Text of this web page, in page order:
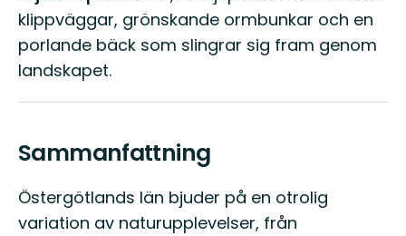
klippväggar, grönskande ormbunkar och en
porlande bäck som slingrar sig fram genom
landskapet.
Sammanfattning
Östergötlands län bjuder på en otrolig
variation av naturupplevelser, från